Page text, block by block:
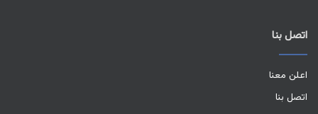
اتصل بنا
اعلن معنا
اتصل بنا